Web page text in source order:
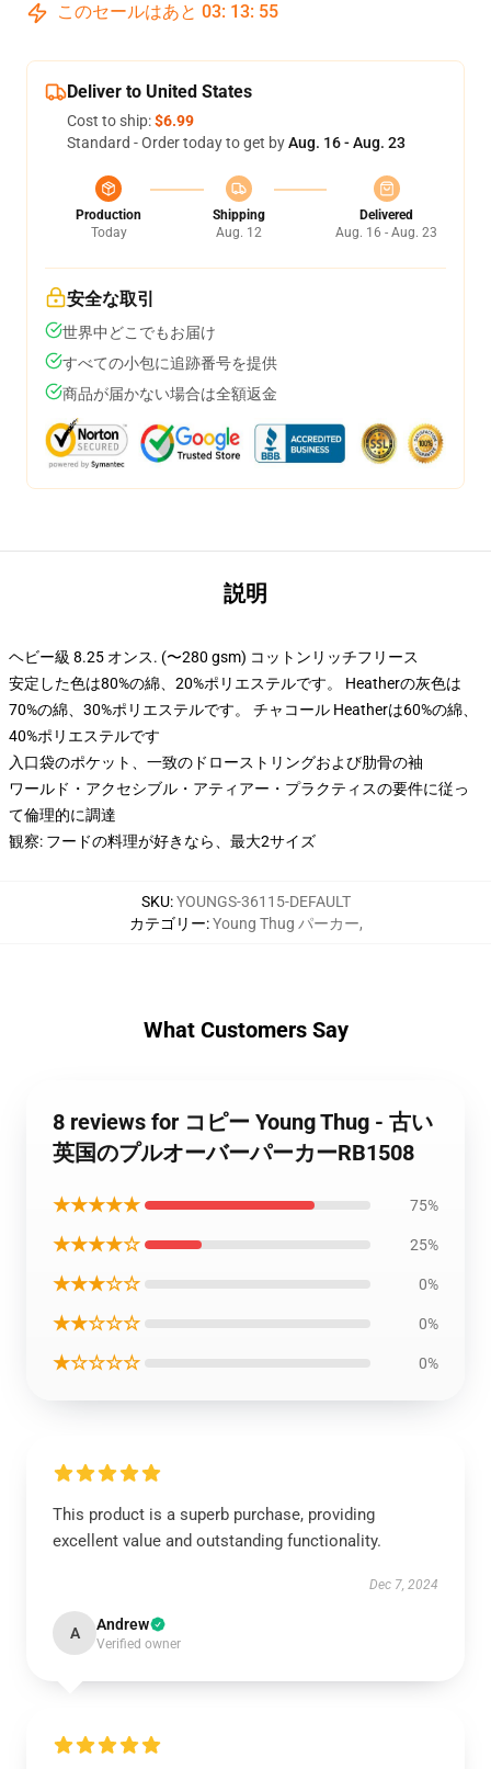
このセールはあと 03: 13: 54
Deliver to United States
Cost to ship:$6.99
Standard - Order today to get byAug. 16 - Aug. 23
Production
Today
Shipping
Aug. 12
Delivered
Aug. 16 - Aug. 23
安全な取引
世界中どこでもお届け
すべての小包に追跡番号を提供
商品が届かない場合は全額返金
説明
ヘビー級 8.25 オンス. (〜280 gsm) コットンリッチフリース
安定した色は80%の綿、20%ポリエステルです。 Heatherの灰色は
70%の綿、30%ポリエステルです。 チャコール Heatherは60%の綿、
40%ポリエステルです
入口袋のポケット、一致のドローストリングおよび肋骨の袖
ワールド・アクセシブル・アティアー・プラクティスの要件に従っ
て倫理的に調達
観察: フードの料理が好きなら、最大2サイズ
SKU:YOUNGS-36115-DEFAULT
カテゴリー:Young Thug パーカー,
What Customers Say
8 reviews for コピー Young Thug - 古い
英国のプルオーバーパーカーRB1508
★★★★★ 75%
★★★★☆ 25%
★★★☆☆ 0%
★★☆☆☆ 0%
★☆☆☆☆ 0%
This product is a superb purchase, providing
excellent value and outstanding functionality.
Dec 7, 2024
A Andrew
Verified owner